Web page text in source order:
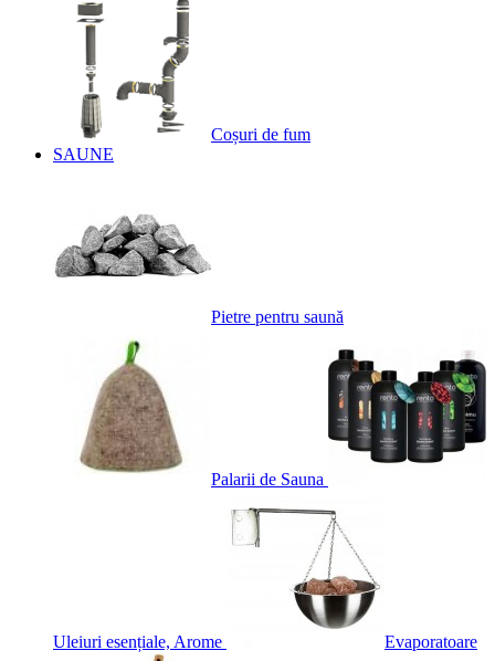
Coșuri de fum
SAUNE
Pietre pentru saună
Palarii de Sauna
Uleiuri esențiale, Arome Evaporatoare